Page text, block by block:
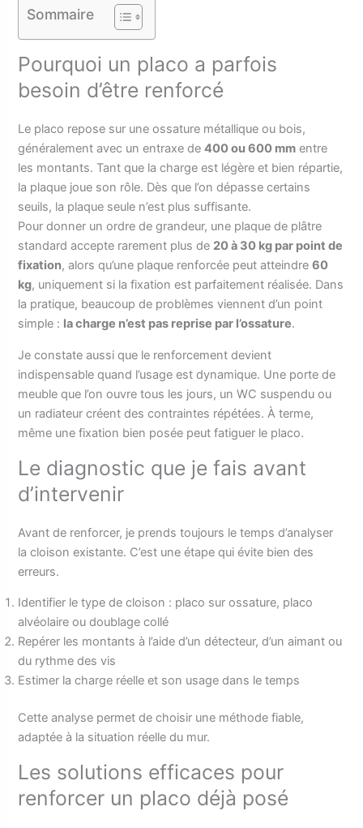
Sommaire
Pourquoi un placo a parfois
besoin d’être renforcé
Le placo repose sur une ossature métallique ou bois,
généralement avec un entraxe de400 ou 600 mm entre
les montants. Tant que la charge est légère et bien répartie,
la plaque joue son rôle. Dès que l’on dépasse certains
seuils, la plaque seule n’est plus suffisante.
Pour donner un ordre de grandeur, une plaque de plâtre
standard accepte rarement plus de 20 à 30 kg par point de
fixation, alors qu’une plaque renforcée peut atteindre60
kg, uniquement si la fixation est parfaitement réalisée. Dans
la pratique, beaucoup de problèmes viennent d’un point
simple : la charge n’est pas reprise par l’ossature.
Je constate aussi que le renforcement devient
indispensable quand l’usage est dynamique. Une porte de
meuble que l’on ouvre tous les jours, un WC suspendu ou
un radiateur créent des contraintes répétées. À terme,
même une fixation bien posée peut fatiguer le placo.
Le diagnostic que je fais avant
d’intervenir
Avant de renforcer, je prends toujours le temps d’analyser
la cloison existante. C’est une étape qui évite bien des
erreurs.
Identifier le type de cloison : placo sur ossature, placo
alvéolaire ou doublage collé
Repérer les montants à l’aide d’un détecteur, d’un aimant ou
du rythme des vis
Estimer la charge réelle et son usage dans le temps
Cette analyse permet de choisir une méthode fiable,
adaptée à la situation réelle du mur.
Les solutions efficaces pour
renforcer un placo déjà posé